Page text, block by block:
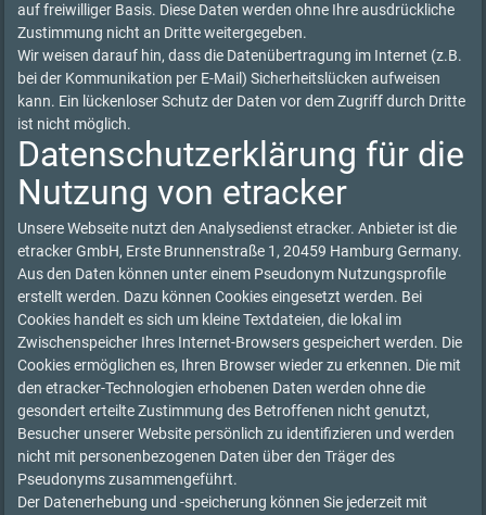
auf freiwilliger Basis. Diese Daten werden ohne Ihre ausdrückliche
Zustimmung nicht an Dritte weitergegeben.
Wir weisen darauf hin, dass die Datenübertragung im Internet (z.B.
bei der Kommunikation per E-Mail) Sicherheitslücken aufweisen
kann. Ein lückenloser Schutz der Daten vor dem Zugriff durch Dritte
ist nicht möglich.
Datenschutzerklärung für die
Nutzung von etracker
Unsere Webseite nutzt den Analysedienst etracker. Anbieter ist die
etracker GmbH, Erste Brunnenstraße 1, 20459 Hamburg Germany.
Aus den Daten können unter einem Pseudonym Nutzungsprofile
erstellt werden. Dazu können Cookies eingesetzt werden. Bei
Cookies handelt es sich um kleine Textdateien, die lokal im
Zwischenspeicher Ihres Internet-Browsers gespeichert werden. Die
Cookies ermöglichen es, Ihren Browser wieder zu erkennen. Die mit
den etracker-Technologien erhobenen Daten werden ohne die
gesondert erteilte Zustimmung des Betroffenen nicht genutzt,
Besucher unserer Website persönlich zu identifizieren und werden
nicht mit personenbezogenen Daten über den Träger des
Pseudonyms zusammengeführt.
Der Datenerhebung und -speicherung können Sie jederzeit mit